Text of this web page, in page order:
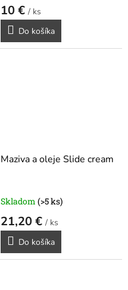
10 € / ks
Do košíka
Maziva a oleje Slide cream
Skladom (>5 ks)
21,20 € / ks
Do košíka